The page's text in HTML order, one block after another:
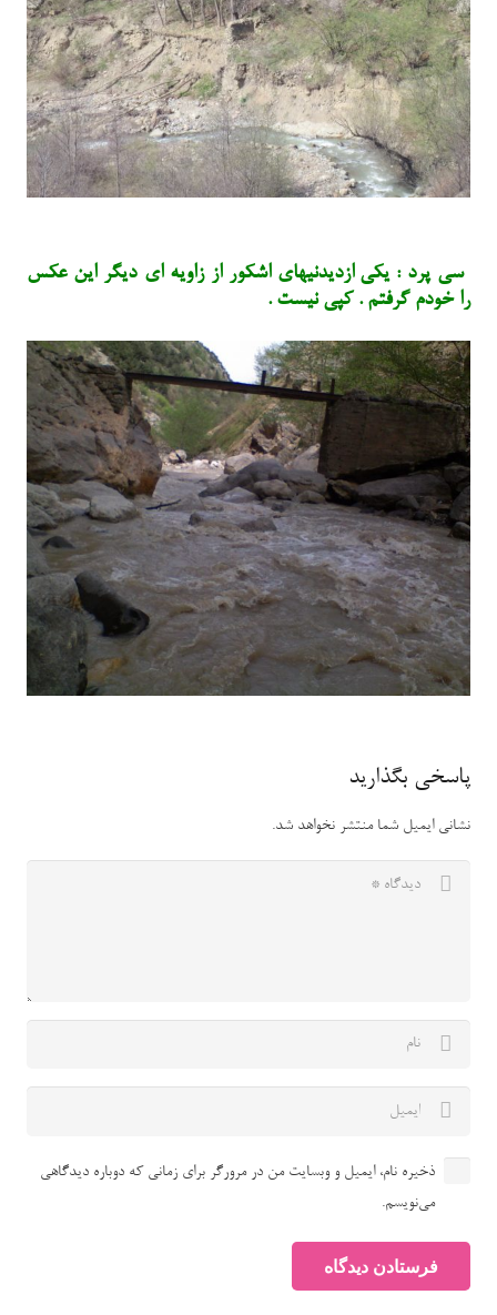
سی پرد :یکی ازدیدنیهای اشکور از زاویه ای دیگر این عکس
را خودم گرفتم . کپی نیست .
پاسخی بگذارید
نشانی ایمیل شما منتشر نخواهد شد.
ذخیره نام، ایمیل و وبسایت من در مرورگر برای زمانی که دوباره دیدگاهی
می‌نویسم.
فرستادن دیدگاه